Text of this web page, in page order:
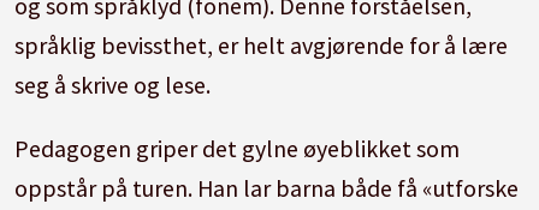
språklig bevissthet, er helt avgjørende for å lære
seg å skrive og lese.
Pedagogen griper det gylne øyeblikket som
oppstår på turen. Han lar barna både få «utforske